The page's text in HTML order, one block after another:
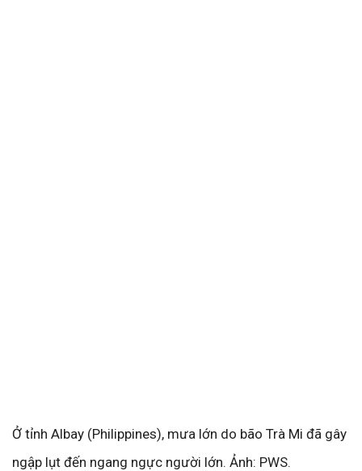
Ở tỉnh Albay (Philippines), mưa lớn do bão Trà Mi đã gây
ngập lụt đến ngang ngực người lớn. Ảnh: PWS.